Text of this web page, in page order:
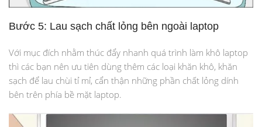
Bước 5: Lau sạch chất lỏng bên ngoài laptop
Với mục đích nhằm thúc đẩy nhanh quá trình làm khô laptop
thì các bạn nên ưu tiên dùng thêm các loại khăn khô, khăn
sạch để lau chùi tỉ mỉ, cẩn thận những phần chất lỏng dính
bên trên phía bề mặt laptop.